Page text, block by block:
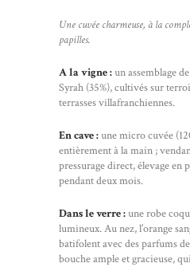
Une cuvée charmeuse, à la
papilles.
A la vigne :un assemblage
Syrah (35%), cultivés sur
terrasses villafranchiennes.
En cave :une micro cuvée
entièrement à la main ;
pressurage direct, élevage en
pendant deux mois.
Dans le verre :une robe
lumineux. Au nez, l’orange
batifolent avec des parfums
bouche ample et gracieuse,